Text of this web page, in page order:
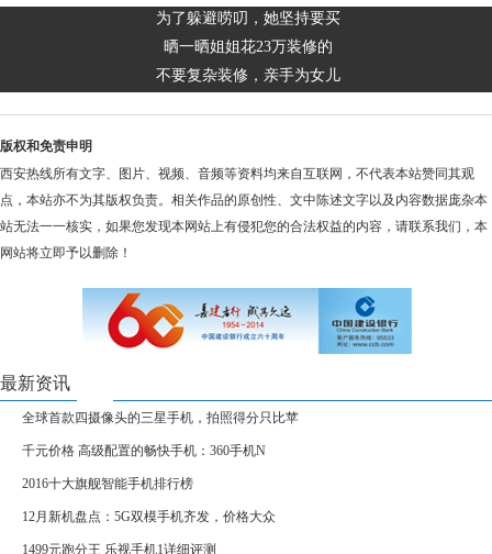
为了躲避唠叨，她坚持要买
晒一晒姐姐花23万装修的
不要复杂装修，亲手为女儿
版权和免责申明
西安热线所有文字、图片、视频、音频等资料均来自互联网，不代表本站赞同其观
点，本站亦不为其版权负责。相关作品的原创性、文中陈述文字以及内容数据庞杂本
站无法一一核实，如果您发现本网站上有侵犯您的合法权益的内容，请联系我们，本
网站将立即予以删除！
最新资讯
全球首款四摄像头的三星手机，拍照得分只比苹
千元价格 高级配置的畅快手机：360手机N
2016十大旗舰智能手机排行榜
12月新机盘点：5G双模手机齐发，价格大众
1499元跑分王 乐视手机1详细评测